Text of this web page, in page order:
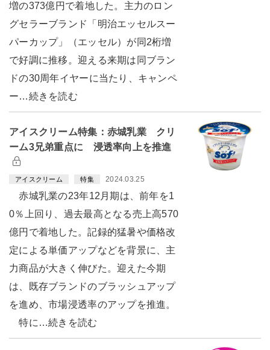
増の373億円で着地した。主力のロン
グセラーブランド「明治エッセルスー
パーカップ」（エッセル）が同2桁増
で好調に推移。迎える来期は同ブラン
ドの30周年イヤーに当たり、キャンペ
ー…続きを読む
アイスクリーム特集：赤城乳業 クリ
ーム3兄弟重点に 浸透率向上を推進
アイスクリーム 特集 2024.03.25
赤城乳業の23年12月期は、前年を1
0％上回り、過去最高となる売上高570
億円で着地した。記録的猛暑や価格改
定による単価アップなどを背景に、主
力商品が大きく伸びた。迎えた今期
は、既存ブランドのブラッシュアップ
を進め、市場浸透率のアップを推進。
特に…続きを読む